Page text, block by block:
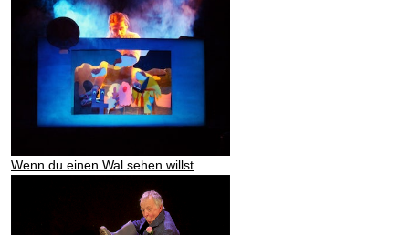
Wenn du einen Wal sehen willst